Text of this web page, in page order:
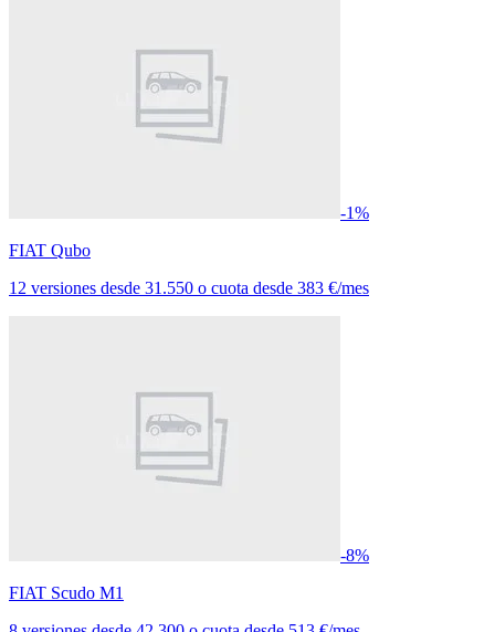
-1%
FIAT Qubo
12 versiones desde 31.550 o cuota desde 383 €/mes
-8%
FIAT Scudo M1